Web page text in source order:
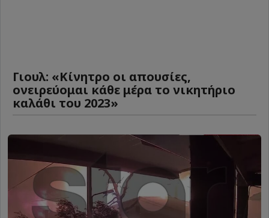
Γιουλ: «Κίνητρο οι απουσίες,
ονειρεύομαι κάθε μέρα το νικητήριο
καλάθι του 2023»